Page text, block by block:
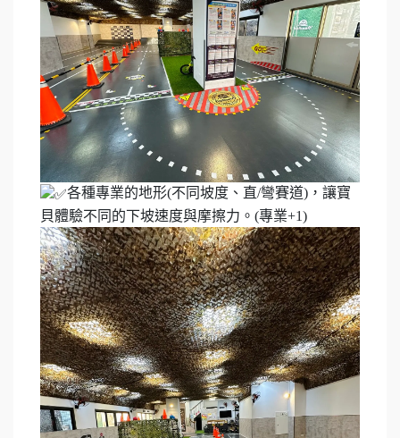
各種專業的地形(不同坡度、直/彎賽道)，讓寶
貝體驗不同的下坡速度與摩擦力。(專業+1)